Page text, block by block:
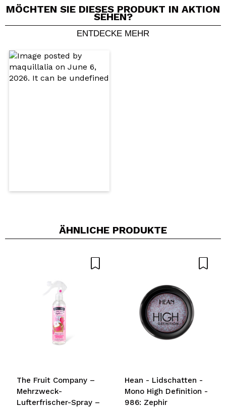
Ein Video oder Foto teilen
Würden Sie diesen Kauf empfehlen?
MÖCHTEN SIE DIESES PRODUKT IN AKTION
SEHEN?
ENTDECKE MEHR
ÄHNLICHE PRODUKTE
The Fruit Company –
Mehrzweck-
Lufterfrischer-Spray –
Hean - Lidschatten -
Mono High Definition -
986: Zephir